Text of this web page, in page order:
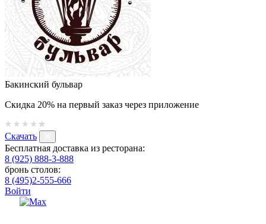
Бакинский бульвар
Скидка 20% на первый заказ через приложение
Скачать
Бесплатная доставка из ресторана:
8 (925) 888-3-888
бронь столов:
8 (495)2-555-666
Войти